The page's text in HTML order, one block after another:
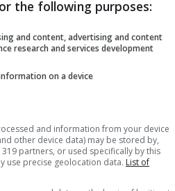
giapponese sbarca
in Italia: boom di
corsa all’acquisto
the following purposes:
and content, advertising and content
research and services development
on a device
and information from your device
other device data) may be stored by,
partners, or used specifically by this
use precise geolocation data. List of